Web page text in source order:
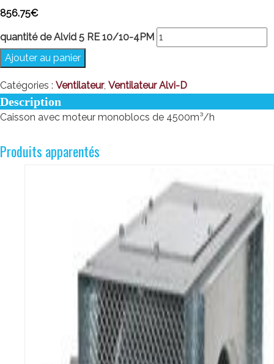
856.75€
quantité de Alvid 5 RE 10/10-4PM
Ajouter au panier
Catégories : Ventilateur, Ventilateur Alvi-D
Description
Caisson avec moteur monoblocs de 4500m³/h
Produits apparentés